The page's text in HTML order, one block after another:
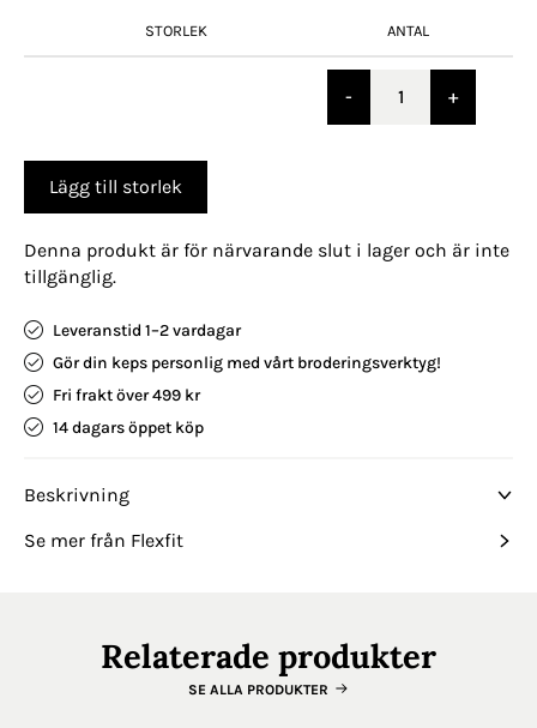
STORLEK ANTAL
- +
Lägg till storlek
Denna produkt är för närvarande slut i lager och är inte
tillgänglig.
Leveranstid 1–2 vardagar
Gör din keps personlig med vårt broderingsverktyg!
Fri frakt över 499 kr
14 dagars öppet köp
Beskrivning
Se mer från Flexfit
Relaterade produkter
SE ALLA PRODUKTER